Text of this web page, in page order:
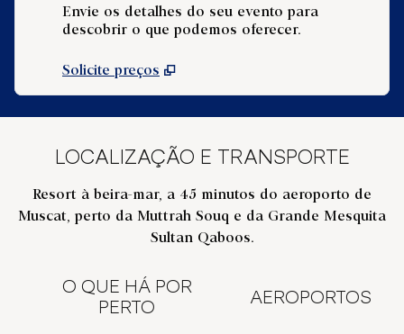
Envie os detalhes do seu evento para
descobrir o que podemos oferecer.
Solicite preços
LOCALIZAÇÃO E TRANSPORTE
Resort à beira-mar, a 45 minutos do aeroporto de
Muscat, perto da Muttrah Souq e da Grande Mesquita
Sultan Qaboos.
O QUE HÁ POR
PERTO
AEROPORTOS